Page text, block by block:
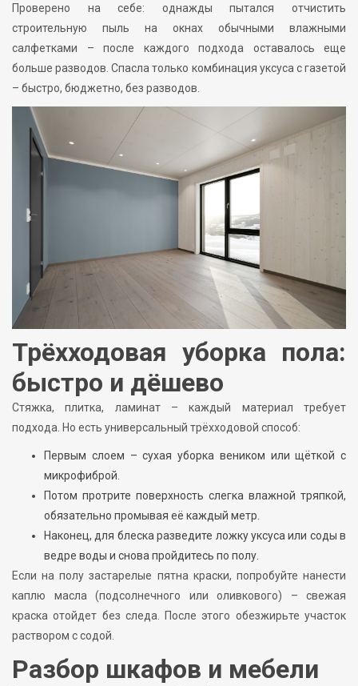
Проверено на себе: однажды пытался отчистить
строительную пыль на окнах обычными влажными
салфетками – после каждого подхода оставалось еще
больше разводов. Спасла только комбинация уксуса с газетой
– быстро, бюджетно, без разводов.
Трёхходовая уборка пола:
быстро и дёшево
Стяжка, плитка, ламинат – каждый материал требует
подхода. Но есть универсальный трёхходовой способ:
Первым слоем – сухая уборка веником или щёткой с
микрофиброй.
Потом протрите поверхность слегка влажной тряпкой,
обязательно промывая её каждый метр.
Наконец, для блеска разведите ложку уксуса или соды в
ведре воды и снова пройдитесь по полу.
Если на полу застарелые пятна краски, попробуйте нанести
каплю масла (подсолнечного или оливкового) – свежая
краска отойдет без следа. После этого обезжирьте участок
раствором с содой.
Разбор шкафов и мебели